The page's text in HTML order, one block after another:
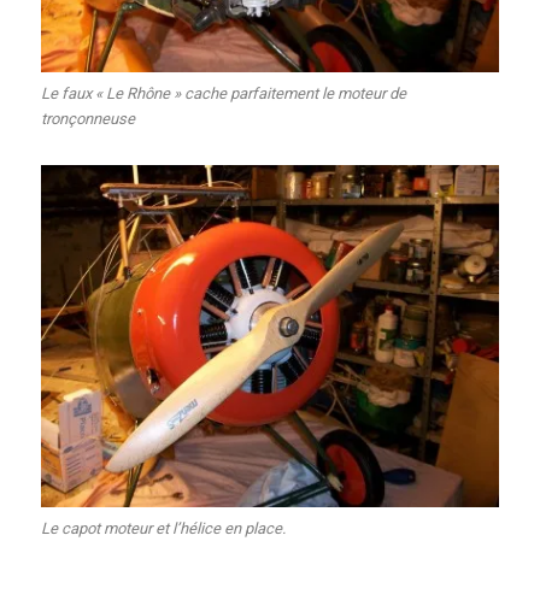
Le faux « Le Rhône » cache parfaitement le moteur de
tronçonneuse
Le capot moteur et l’hélice en place.